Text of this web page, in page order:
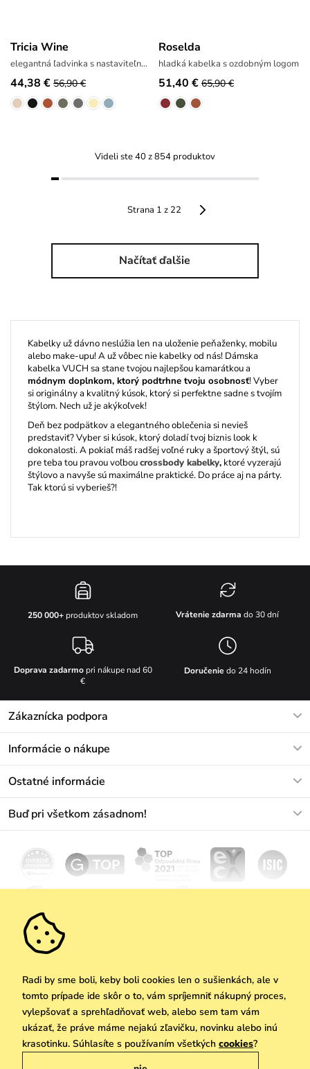
Tricia Wine
elegantná ľadvinka s nastaviteľným popruhom
44,38 € 56,90 €
Roselda
hladká kabelka s ozdobným logom
51,40 € 65,90 €
Videli ste 40 z 854 produktov
Strana 1 z 22
Načítať ďalšie
Kabelky už dávno neslúžia len na uloženie peňaženky, mobilu
alebo make-upu! A už vôbec nie kabelky od nás! Dámska
kabelka VUCH sa stane tvojou najlepšou kamarátkou a
módnym doplnkom, ktorý podtrhne tvoju osobnosť! Vyber
si originálny a kvalitný kúsok, ktorý si perfektne sadne s tvojím
štýlom. Nech už je akýkoľvek!
Deň bez podpätkov a elegantného oblečenia si nevieš
predstaviť? Vyber si kúsok, ktorý doladí tvoj biznis look k
dokonalosti. A pokiaľ máš radšej voľné ruky a športový štýl, sú
pre teba tou pravou voľboucrossbody kabelky,ktoré vyzerajú
štýlovo a navyše sú maximálne praktické. Do práce aj na párty.
Tak ktorú si vyberieš?!
250 000+ produktov skladom Vrátenie zdarma do 30 dní
Doprava zadarmopri nákupe nad 60
€
Doručenie do 24 hodín
Zákaznícka podpora
info@vuch.sk
Informácie o nákupe
Materiály a údržba
Vrátenie a reklamácia
Ostatné informácie
Darčekové poukazy
We Care
Vuchlook
Predajne
Buď pri všetkom zásadnom!
Odoberať
Copyright © 2026 Vuch s.r.o. Všetky práva vyhradené. Technicky zabezpečuje
Simplia.cz
Radi by sme boli, keby boli cookies len o sušienkách, ale v
tomto prípade ide skôr o to, vám spríjemniť nákupný proces,
vylepšovať a sprehľadňovať web, alebo sem tam vám
ukázať, že práve máme nejakú zľavičku, novinku alebo inú
krasotinku. Súhlasíte s používaním všetkých cookies?